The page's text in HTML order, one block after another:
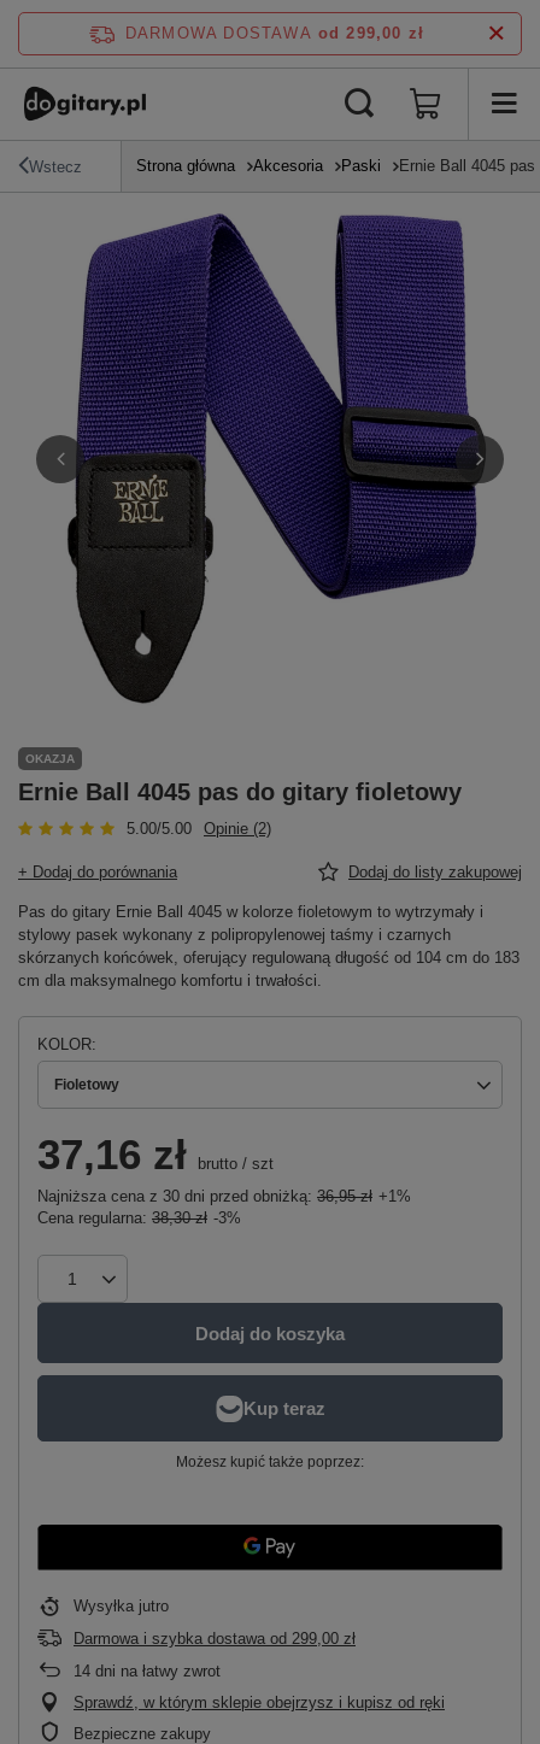
DARMOWA DOSTAWA od 299,00 zł
Wstecz Strona główna Akcesoria Paski Ernie Ball 4045
OKAZJA
Ernie Ball 4045 pas do gitary fioletowy
5.00/5.00 Opinie (2)
+ Dodaj do porównania Dodaj do listy zakupowej
Pas do gitary Ernie Ball 4045 w kolorze fioletowym to wytrzymały i
stylowy pasek wykonany z polipropylenowej taśmy i czarnych
skórzanych końcówek, oferujący regulowaną długość od 104 cm do 183
cm dla maksymalnego komfortu i trwałości.
KOLOR
Fioletowy
37,16 zł brutto / szt
Najniższa cena z 30 dni przed obniżką: 36,95 zł +1%
Cena regularna: 38,30 zł -3%
Dodaj do koszyka
Możesz kupić także poprzez:
Wysyłka jutro
Darmowa i szybka dostawa od 299,00 zł
14 dni na łatwy zwrot
Sprawdź, w którym sklepie obejrzysz i kupisz od ręki
Bezpieczne zakupy